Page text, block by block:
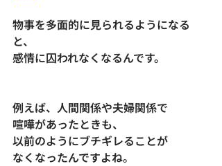
物事を多面的に見られるようになる
と、
感情に囚われなくなるんです。
例えば、人間関係や夫婦関係で
喧嘩があったときも、
以前のようにブチギレることが
なくなったんですよね。